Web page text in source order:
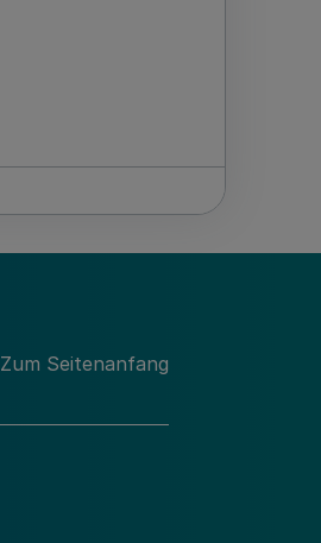
Zum Seitenanfang